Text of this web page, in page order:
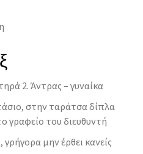
2. Άντρας – γυναίκα
στην ταράτσα δίπλα
γραφείο του διευθυντή
γρήγορα μην έρθει κανείς